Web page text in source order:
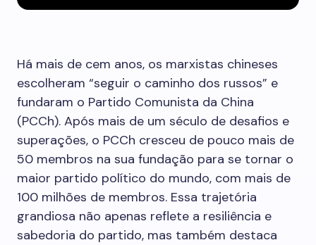
Há mais de cem anos, os marxistas chineses
escolheram “seguir o caminho dos russos” e
fundaram o Partido Comunista da China
(PCCh). Após mais de um século de desafios e
superações, o PCCh cresceu de pouco mais de
50 membros na sua fundação para se tornar o
maior partido político do mundo, com mais de
100 milhões de membros. Essa trajetória
grandiosa não apenas reflete a resiliência e
sabedoria do partido, mas também destaca